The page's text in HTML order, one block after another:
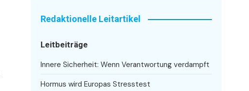
Redaktionelle Leitartikel
Leitbeiträge
Innere Sicherheit: Wenn Verantwortung verdampft
Hormus wird Europas Stresstest